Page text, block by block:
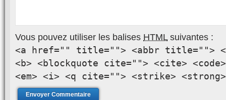
Vous pouvez utiliser les balises HTMLsuivantes :
<a href="" title=""> <abbr title="">
<b> <blockquote cite=""> <cite>
<em> <i> <q cite=""> <strike> <strong>